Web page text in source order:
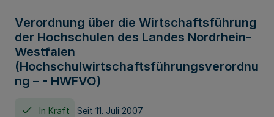
Verordnung über die Wirtschaftsführung
der Hochschulen des Landes Nordrhein-
Westfalen
(Hochschulwirtschaftsführungsverordnu
ng – - HWFVO)
In Kraft Seit 11. Juli 2007